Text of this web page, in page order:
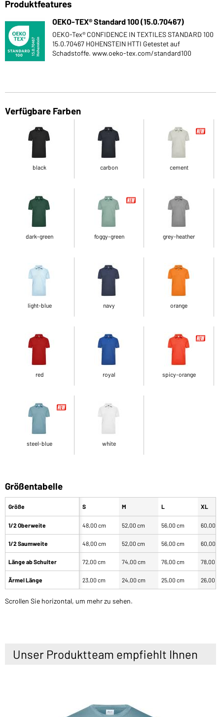
Produktfeatures
OEKO-TEX® Standard 100 (15.0.70467)
OEKO-Tex® CONFIDENCE IN TEXTILES STANDARD 100
15.0.70467 HOHENSTEIN HTTI Getestet auf
Schadstoffe. www.oeko-tex.com/standard100
Verfügbare Farben
black carbon cement
dark-green foggy-green grey-heather
light-blue navy orange
red royal spicy-orange
steel-blue white
Größentabelle
Größe
1/2 Oberweite
1/2 Saumweite
Länge ab Schulter
Ärmel Länge
S M L XL
48,00 cm 52,00 cm 56,00 cm 60,00
48,00 cm 52,00 cm 56,00 cm 60,00
72,00 cm 74,00 cm 76,00 cm 78,00
23,00 cm 24,00 cm 25,00 cm 26,00
Scrollen Sie horizontal, um mehr zu sehen.
Unser Produktteam empfiehlt Ihnen